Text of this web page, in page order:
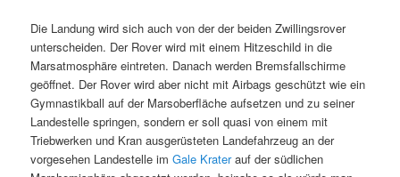
Die Landung wird sich auch von der der beiden Zwillingsrover
unterscheiden. Der Rover wird mit einem Hitzeschild in die
Marsatmosphäre eintreten. Danach werden Bremsfallschirme
geöffnet. Der Rover wird aber nicht mit Airbags geschützt wie ein
Gymnastikball auf der Marsoberfläche aufsetzen und zu seiner
Landestelle springen, sondern er soll quasi von einem mit
Triebwerken und Kran ausgerüsteten Landefahrzeug an der
vorgesehen Landestelle imGale Kraterauf der südlichen